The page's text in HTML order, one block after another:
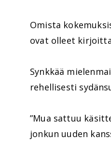
Omista
ovat olleet
Synkkää
rehellisesti
”Mua sattuu
jonkun uuden